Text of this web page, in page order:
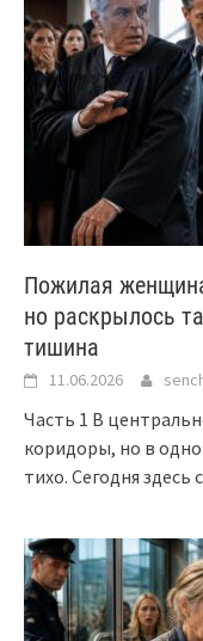
Пожилая
но раскрылось
тишина
11.06.2026
Часть 1 В
коридоры, но в
тихо. Сегодня здесь